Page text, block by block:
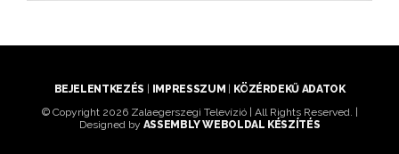
BEJELENTKEZÉS | IMPRESSZUM | KÖZÉRDEKŰ ADATOK
© Copyright 2026 Zalaegerszegi Televízió | All Rights Reserved. |
Designed by ASSEMBLY WEBOLDAL KÉSZÍTÉS